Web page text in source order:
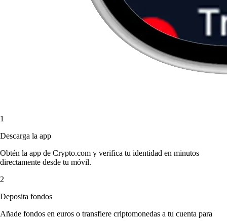
1
Descarga la app
Obtén la app de Crypto.com y verifica tu identidad en minutos
directamente desde tu móvil.
2
Deposita fondos
Añade fondos en euros o transfiere criptomonedas a tu cuenta para